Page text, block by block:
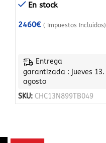
En stock
2460€ ( Impuestos Incluidos)
Entrega
garantizada : jueves 13.
agosto
SKU: CHC13N899TB049